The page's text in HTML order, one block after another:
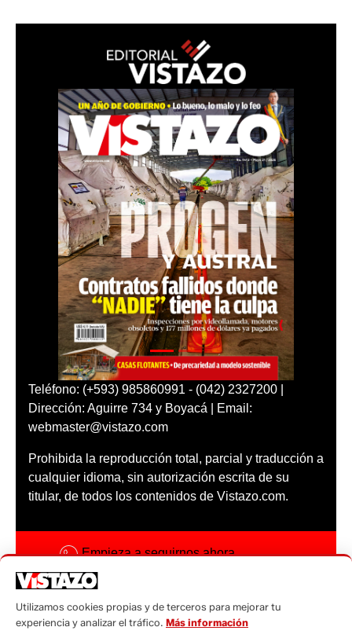
Teléfono: (+593) 985860991 - (042) 2327200 |
Dirección: Aguirre 734 y Boyacá | Email:
webmaster@vistazo.com
Prohibida la reproducción total, parcial y traducción a
cualquier idioma, sin autorización escrita de su
titular, de todos los contenidos de Vistazo.com.
Empieza a seguirnos ahora
Código ética
Utilizamos cookies propias y de terceros para mejorar tu
experiencia y analizar el tráfico. Más información